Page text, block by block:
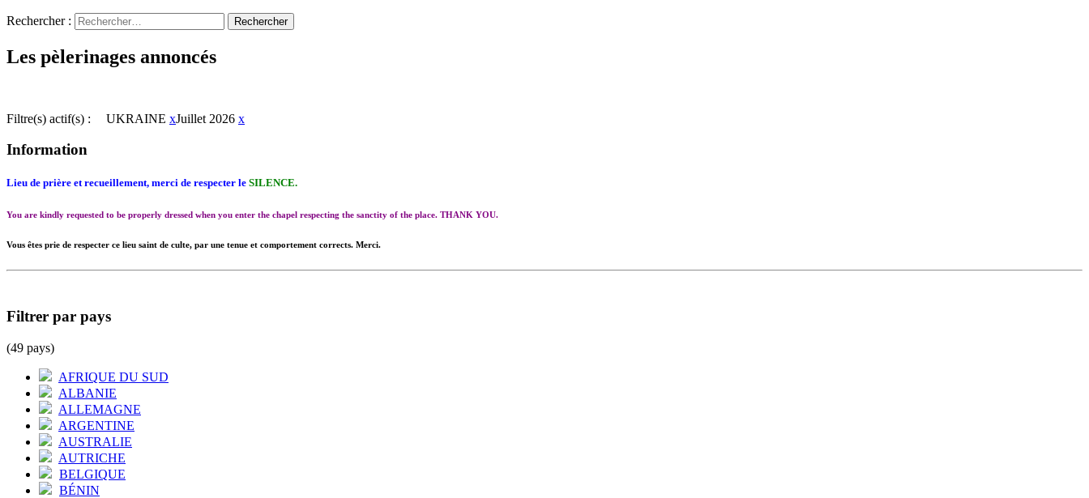
Rechercher :
Les pèlerinages annoncés
Filtre(s) actif(s) : UKRAINE xJuillet 2026 x
Information
Lieu de prière et recueillement, merci de respecter le SILENCE.
You are kindly requested to be properly dressed when you enter the chapel respecting the sanctity of the place. THANK YOU.
Vous êtes prie de respecter ce lieu saint de culte, par une tenue et comportement corrects. Merci.
Filtrer par pays
(49 pays)
AFRIQUE DU SUD
ALBANIE
ALLEMAGNE
ARGENTINE
AUSTRALIE
AUTRICHE
BELGIQUE
BÉNIN